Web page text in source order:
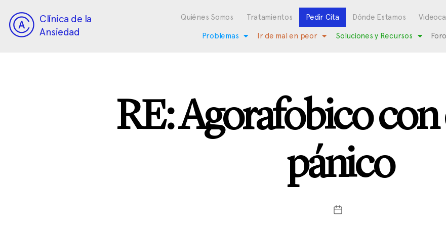
Clínica de la
Ansiedad
Quiénes Somos Tratamientos Pedir Cita Dónde Estamos
Problemas Ir de mal en peor Soluciones y Recursos Foro
RE: Agorafobico con
pánico